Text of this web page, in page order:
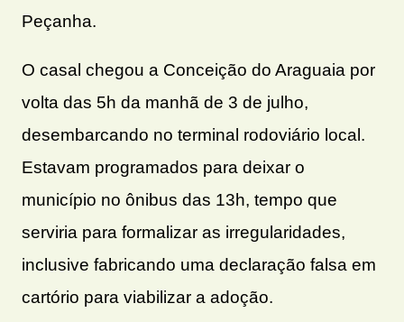
Peçanha.
O casal chegou a Conceição do Araguaia por
volta das 5h da manhã de 3 de julho,
desembarcando no terminal rodoviário local.
Estavam programados para deixar o
município no ônibus das 13h, tempo que
serviria para formalizar as irregularidades,
inclusive fabricando uma declaração falsa em
cartório para viabilizar a adoção.